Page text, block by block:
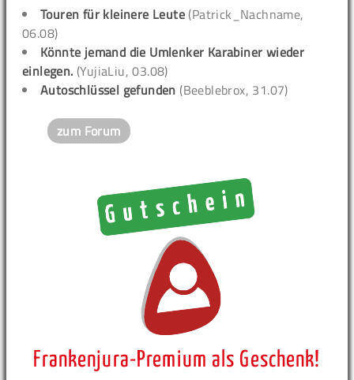
Touren für kleinere Leute (Patrick_Nachname,
06.08)
Könnte jemand die Umlenker Karabiner wieder
einlegen. (YujiaLiu, 03.08)
Autoschlüssel gefunden (Beeblebrox, 31.07)
zum Forum
Frankenjura-Premium als Geschenk!